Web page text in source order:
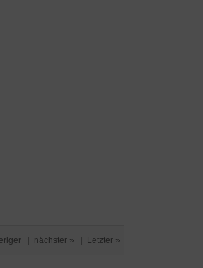
nächster » Letzter »